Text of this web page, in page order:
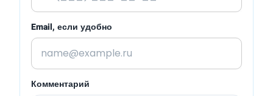
Email, если удобно
Комментарий